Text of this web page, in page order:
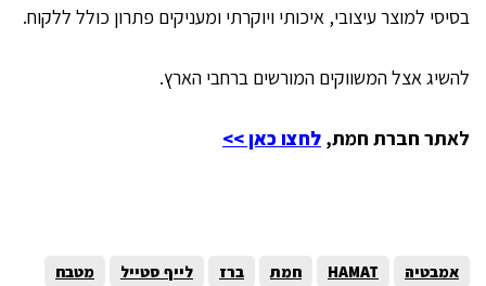
בסיסי למוצר עיצובי, איכותי ויוקרתי ומעניקים פתרון כולל ללקוח.
להשיג אצל המשווקים המורשים ברחבי הארץ.
לאתר חברת חמת, לחצו כאן >>
אמבטיה HAMAT חמת ברז לייף סטייל
מטבח